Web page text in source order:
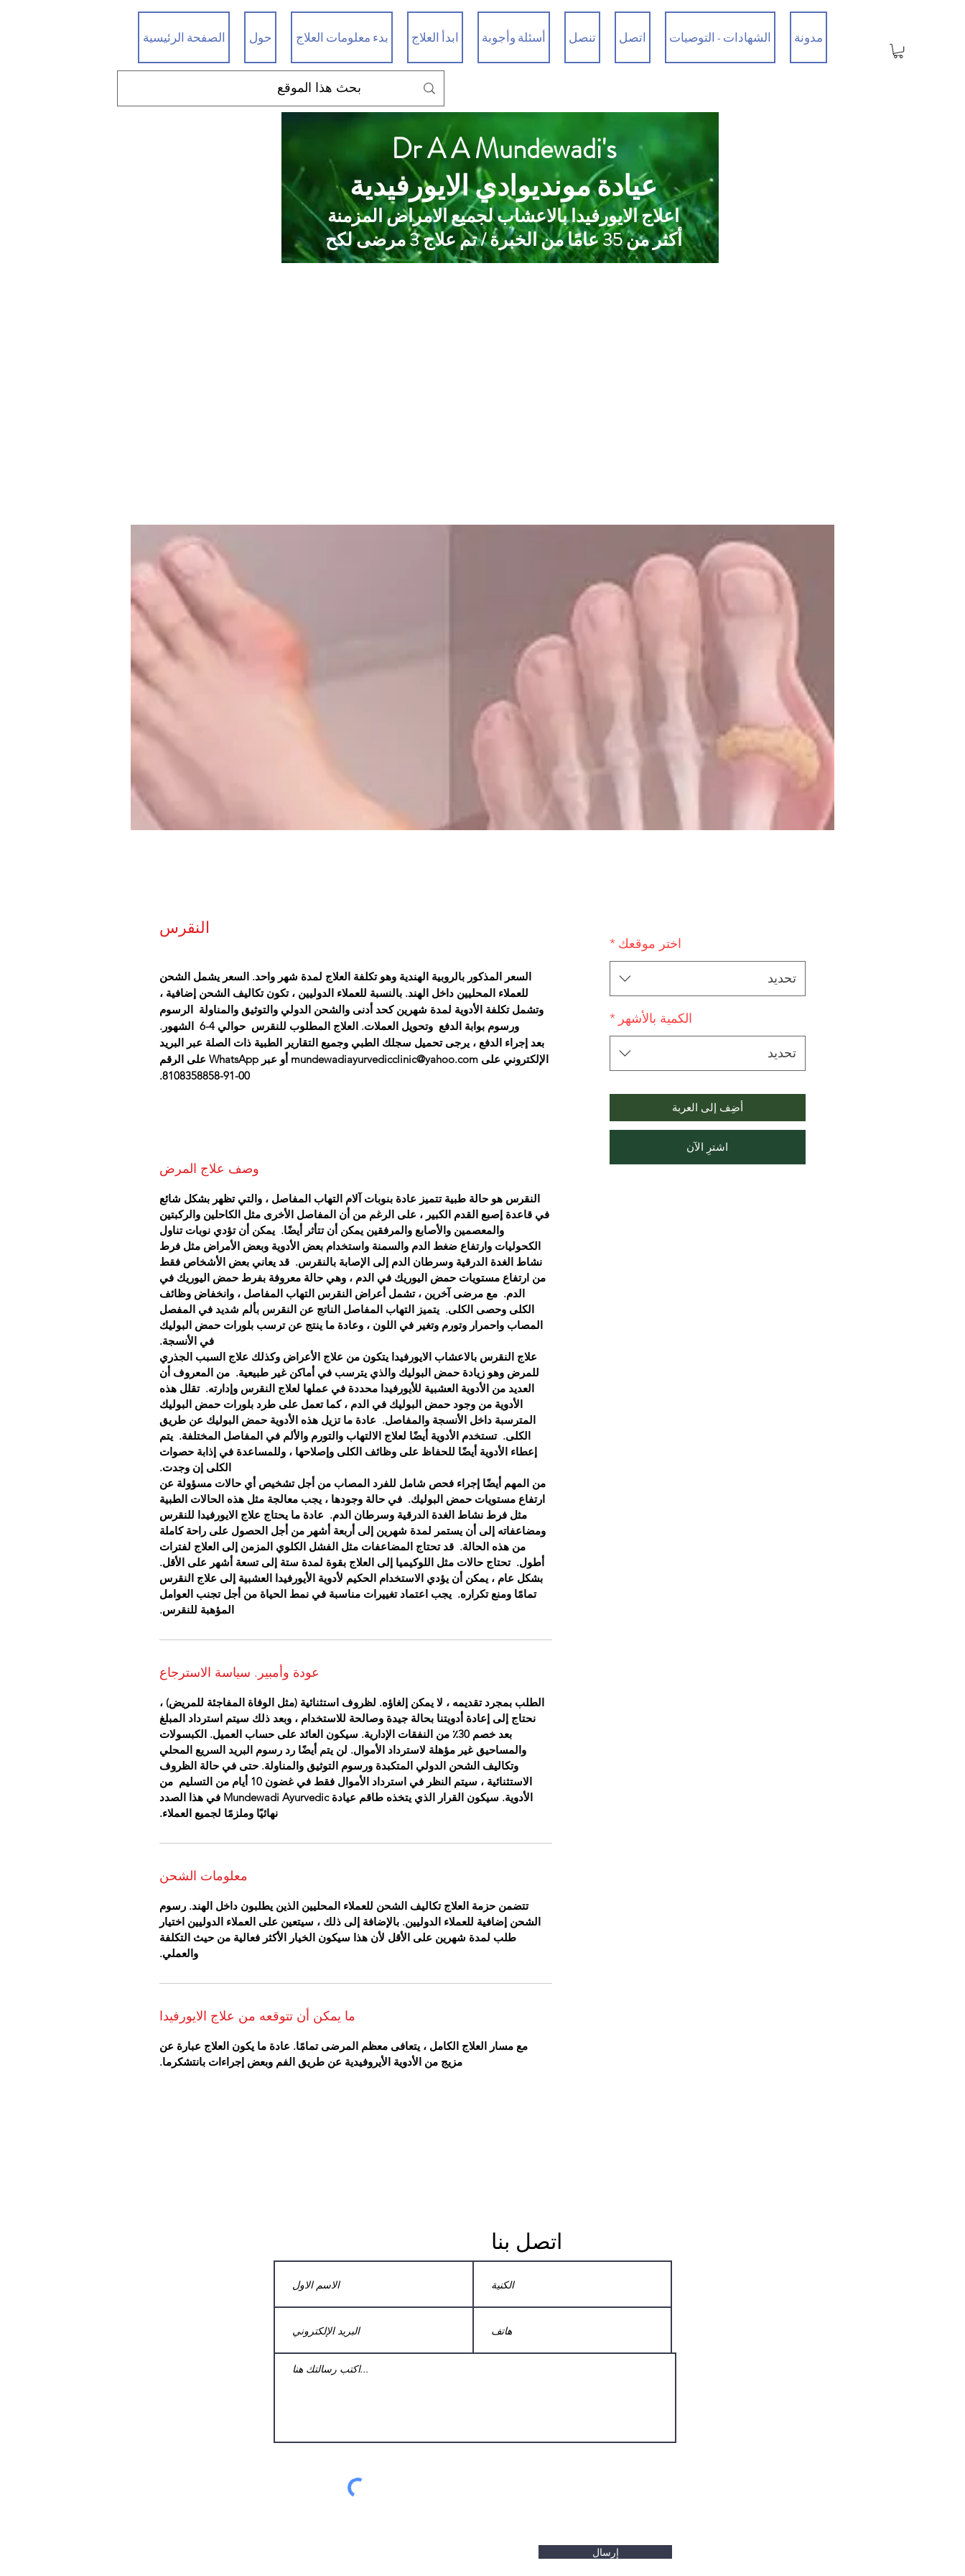
الصفحة الرئيسية حول بدء معلومات العلاج ابدأ العلاج أسئلة وأجوبة تنصل اتصل الشهادات - التوصيات مدونة
Dr A A Mundewadi's
عيادة مونديوادي الايورفيدية
اعلاج الايورفيدا بالاعشاب لجميع الامراض المزمنة
أكثر من 35 عامًا من الخبرة / تم علاج 3 مرضى لكح
النقرس
السعر المذكور بالروبية الهندية وهو تكلفة العلاج لمدة شهر واحد. السعر يشمل الشحن
للعملاء المحليين داخل الهند. بالنسبة للعملاء الدوليين ، تكون تكاليف الشحن إضافية ،
وتشمل تكلفة الأدوية لمدة شهرين كحد أدنى والشحن الدولي والتوثيق والمناولة الرسوم
ورسوم بوابة الدفع وتحويل العملات. العلاج المطلوب للنقرس حوالي 4-6 الشهور.
بعد إجراء الدفع ، يرجى تحميل سجلك الطبي وجميع التقارير الطبية ذات الصلة عبر البريد
الإلكتروني على mundewadiayurvedicclinic@yahoo.com أو عبر WhatsApp على الرقم
00-91-8108358858.
وصف علاج المرض
النقرس هو حالة طبية تتميز عادة بنوبات آلام التهاب المفاصل ، والتي تظهر بشكل شائع
في قاعدة إصبع القدم الكبير ، على الرغم من أن المفاصل الأخرى مثل الكاحلين والركبتين
والمعصمين والأصابع والمرفقين يمكن أن تتأثر أيضًا. يمكن أن تؤدي نوبات تناول
الكحوليات وارتفاع ضغط الدم والسمنة واستخدام بعض الأدوية وبعض الأمراض مثل فرط
نشاط الغدة الدرقية وسرطان الدم إلى الإصابة بالنقرس. قد يعاني بعض الأشخاص فقط
من ارتفاع مستويات حمض اليوريك في الدم ، وهي حالة معروفة بفرط حمض اليوريك في
الدم. مع مرضى آخرين ، تشمل أعراض النقرس التهاب المفاصل ، وانخفاض وظائف
الكلى وحصى الكلى. يتميز التهاب المفاصل الناتج عن النقرس بألم شديد في المفصل
المصاب واحمرار وتورم وتغير في اللون ، وعادة ما ينتج عن ترسب بلورات حمض البوليك
في الأنسجة.
علاج النقرس بالاعشاب الايورفيدا يتكون من علاج الأعراض وكذلك علاج السبب الجذري
للمرض وهو زيادة حمض البوليك والذي يترسب في أماكن غير طبيعية. من المعروف أن
العديد من الأدوية العشبية للأيورفيدا محددة في عملها لعلاج النقرس وإدارته. تقلل هذه
الأدوية من وجود حمض البوليك في الدم ، كما تعمل على طرد بلورات حمض البوليك
المترسبة داخل الأنسجة والمفاصل. عادة ما تزيل هذه الأدوية حمض البوليك عن طريق
الكلى. تستخدم الأدوية أيضًا لعلاج الالتهاب والتورم والألم في المفاصل المختلفة. يتم
إعطاء الأدوية أيضًا للحفاظ على وظائف الكلى وإصلاحها ، وللمساعدة في إذابة حصوات
الكلى إن وجدت.
من المهم أيضًا إجراء فحص شامل للفرد المصاب من أجل تشخيص أي حالات مسؤولة عن
ارتفاع مستويات حمض البوليك. في حالة وجودها ، يجب معالجة مثل هذه الحالات الطبية
مثل فرط نشاط الغدة الدرقية وسرطان الدم. عادة ما يحتاج علاج الايورفيدا للنقرس
ومضاعفاته إلى أن يستمر لمدة شهرين إلى أربعة أشهر من أجل الحصول على راحة كاملة
من هذه الحالة. قد تحتاج المضاعفات مثل الفشل الكلوي المزمن إلى العلاج لفترات
أطول. تحتاج حالات مثل اللوكيميا إلى العلاج بقوة لمدة ستة إلى تسعة أشهر على الأقل.
بشكل عام ، يمكن أن يؤدي الاستخدام الحكيم لأدوية الأيورفيدا العشبية إلى علاج النقرس
تمامًا ومنع تكراره. يجب اعتماد تغييرات مناسبة في نمط الحياة من أجل تجنب العوامل
المؤهبة للنقرس.
عودة وأمبير. سياسة الاسترجاع
الطلب بمجرد تقديمه ، لا يمكن إلغاؤه. لظروف استثنائية (مثل الوفاة المفاجئة للمريض) ،
نحتاج إلى إعادة أدويتنا بحالة جيدة وصالحة للاستخدام ، وبعد ذلك سيتم استرداد المبلغ
بعد خصم 30٪ من النفقات الإدارية. سيكون العائد على حساب العميل. الكبسولات
والمساحيق غير مؤهلة لاسترداد الأموال. لن يتم أيضًا رد رسوم البريد السريع المحلي
وتكاليف الشحن الدولي المتكبدة ورسوم التوثيق والمناولة. حتى في حالة الظروف
الاستثنائية ، سيتم النظر في استرداد الأموال فقط في غضون 10 أيام من التسليم من
الأدوية. سيكون القرار الذي يتخذه طاقم عيادة Mundewadi Ayurvedic في هذا الصدد
نهائيًا وملزمًا لجميع العملاء.
معلومات الشحن
تتضمن حزمة العلاج تكاليف الشحن للعملاء المحليين الذين يطلبون داخل الهند. رسوم
الشحن إضافية للعملاء الدوليين. بالإضافة إلى ذلك ، سيتعين على العملاء الدوليين اختيار
طلب لمدة شهرين على الأقل لأن هذا سيكون الخيار الأكثر فعالية من حيث التكلفة
والعملي.
ما يمكن أن تتوقعه من علاج الايورفيدا
مع مسار العلاج الكامل ، يتعافى معظم المرضى تمامًا. عادة ما يكون العلاج عبارة عن
مزيج من الأدوية الأيروفيدية عن طريق الفم وبعض إجراءات بانتشكرما.
اختر موقعك *
تحديد
الكمية بالأشهر *
تحديد
أضِف إلى العربة
اشترِ الآن
اتصل بنا
إرسال